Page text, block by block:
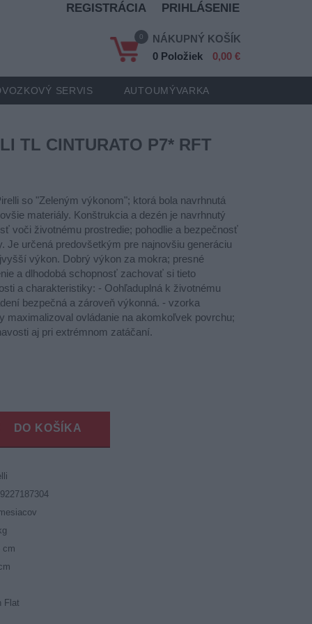
TL CINTURATO P7* RFT
so "Zeleným výkonom"; ktorá bola navrhnutá
materiály. Konštrukcia a dezén je navrhnutý
voči životnému prostredie; pohodlie a bezpečnosť
Je určená predovšetkým pre najnovšiu generáciu
výkon. Dobrý výkon za mokra; presné
a dlhodobá schopnosť zachovať si tieto
a charakteristiky: - Oohľaduplná k životnému
bezpečná a zároveň výkonná. - vzorka
maximalizoval ovládanie na akomkoľvek povrchu;
aj pri extrémnom zatáčaní.
DO KOŠÍKA
cm
Flat
REGISTRÁCIA PRIHLÁSENIE
0
NÁKUPNÝ KOŠÍK
0 Položiek
0,00 €
SERVIS AUTOUMÝVARKA